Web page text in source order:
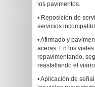
los pavimentos.
• Reposición de
servicios
• Afirmado y
aceras. En los
repavimentando,
reasfaltando el
• Aplicación de